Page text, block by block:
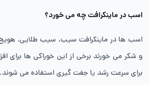
اسب در ماینکرافت چه می خورد؟
اسب ها در ماینکرافت سیب، سیب طلایی، هویج
و شکر می خورند برخی از این خوراکی ها برای
برای سرعت رشد یا جفت گیری استفاده می شوند.